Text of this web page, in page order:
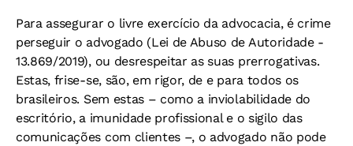
Para assegurar o livre exercício da advocacia, é crime
perseguir o advogado (Lei de Abuso de Autoridade -
13.869/2019), ou desrespeitar as suas prerrogativas.
Estas, frise-se, são, em rigor, de e para todos os
brasileiros. Sem estas – como a inviolabilidade do
escritório, a imunidade profissional e o sigilo das
comunicações com clientes –, o advogado não pode